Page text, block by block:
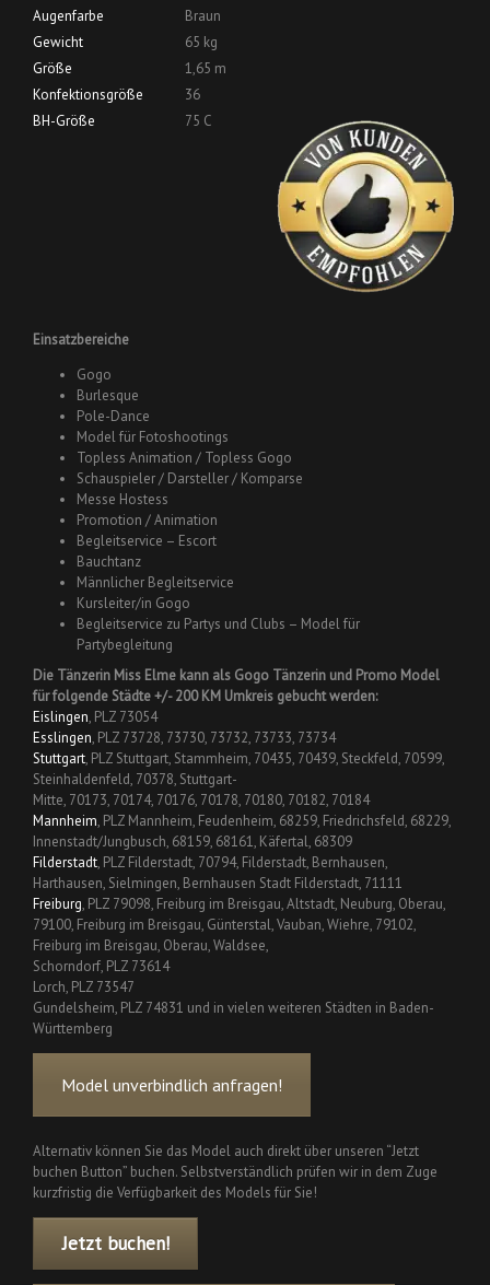
Augenfarbe
Braun
Gewicht
65 kg
Größe
1,65 m
Konfektionsgröße
36
BH-Größe
75 C
Einsatzbereiche
Gogo
Burlesque
Pole-Dance
Model für Fotoshootings
Topless Animation / Topless Gogo
Schauspieler / Darsteller / Komparse
Messe Hostess
Promotion / Animation
Begleitservice – Escort
Bauchtanz
Männlicher Begleitservice
Kursleiter/in Gogo
Begleitservice zu Partys und Clubs – Model für
Partybegleitung
Die Tänzerin Miss Elme kann als Gogo Tänzerin und Promo Model
für folgende Städte +/- 200 KM Umkreis gebucht werden:
Eislingen, PLZ 73054
Esslingen, PLZ 73728, 73730, 73732, 73733, 73734
Stuttgart, PLZ Stuttgart, Stammheim, 70435, 70439, Steckfeld, 70599,
Steinhaldenfeld, 70378, Stuttgart-
Mitte, 70173, 70174, 70176, 70178, 70180, 70182, 70184
Mannheim, PLZ Mannheim, Feudenheim, 68259, Friedrichsfeld, 68229,
Innenstadt/Jungbusch, 68159, 68161, Käfertal, 68309
Filderstadt, PLZ Filderstadt, 70794, Filderstadt, Bernhausen,
Harthausen, Sielmingen, Bernhausen Stadt Filderstadt, 71111
Freiburg, PLZ 79098, Freiburg im Breisgau, Altstadt, Neuburg, Oberau,
79100, Freiburg im Breisgau, Günterstal, Vauban, Wiehre, 79102,
Freiburg im Breisgau, Oberau, Waldsee,
Schorndorf, PLZ 73614
Lorch, PLZ 73547
Gundelsheim, PLZ 74831 und in vielen weiteren Städten in Baden-
Württemberg
Model unverbindlich anfragen!
Alternativ können Sie das Model auch direkt über unseren “Jetzt
buchen Button” buchen. Selbstverständlich prüfen wir in dem Zuge
kurzfristig die Verfügbarkeit des Models für Sie!
Jetzt buchen!